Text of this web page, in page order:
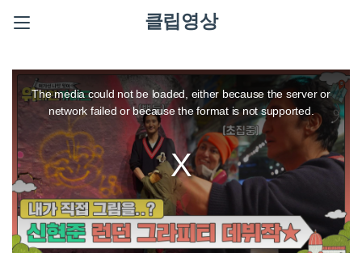
클립영상
This
modal
window.
The media could not be loaded, either because the server or
network failed or because the format is not supported.